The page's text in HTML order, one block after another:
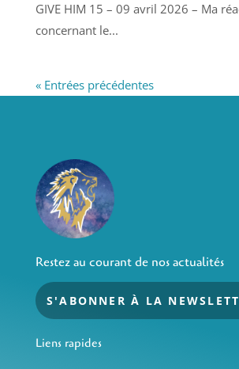
GIVE HIM 15 – 09 avril 2026 – Ma
concernant le...
« Entrées précédentes
Restez au courant de nos actualités
S'ABONNER À LA
Liens rapides